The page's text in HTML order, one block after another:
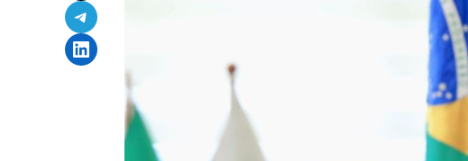
Share on Telegram
Share on LinkedIn